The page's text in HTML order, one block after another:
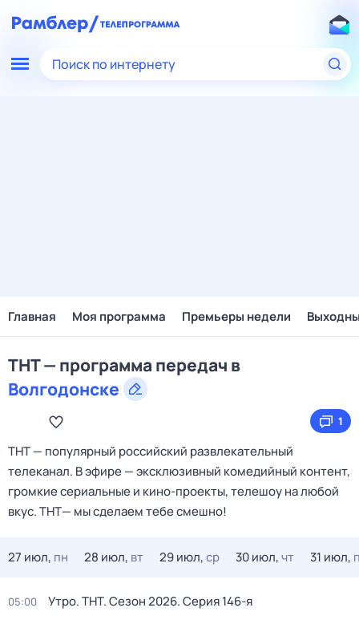
Поиск по интернету
Главная Моя программа Премьеры недели
ТНТ — программа передач в
Волгодонске
1
ТНТ — популярный российский развлекательный
телеканал. В эфире — эксклюзивный комедийный контент,
громкие сериальные и кино‑проекты, телешоу на любой
вкус. ТНТ— мы сделаем тебе смешно!
27 июл, пн 28 июл, вт 29 июл,ср 30 июл,чт 31 июл,
05:00 Утро. ТНТ. Сезон 2026. Серия 146-я